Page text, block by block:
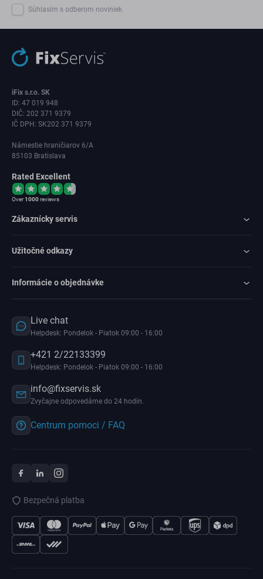
Súhlasím s odberom noviniek
iFix s.r.o. SK
ID: 47 019 948
DIČ: 202 371 9379
IČ DPH: SK202 371 9379
Námestie hraničiarov 6/A
85103 Bratislava
Rated Excellent
Over1000reviews
Zákaznícky servis
Užitočné odkazy
Informácie o objednávke
Live chat
Helpdesk: Pondelok - Piatok 09:00 - 16:00
+421 2/22133399
Helpdesk: Pondelok - Piatok 09:00 - 16:00
info@fixservis.sk
Zvyčajne odpovedáme do 24 hodín.
Centrum pomoci / FAQ
Bezpečná platba